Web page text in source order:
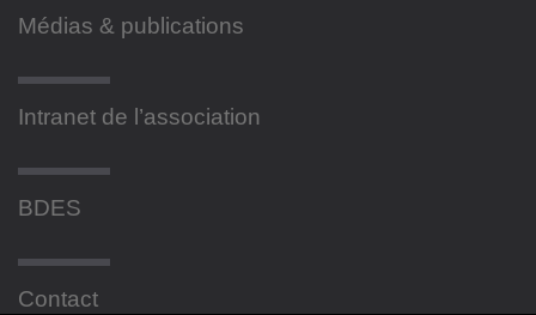
Médias & publications
Intranet de l’association
BDES
Contact